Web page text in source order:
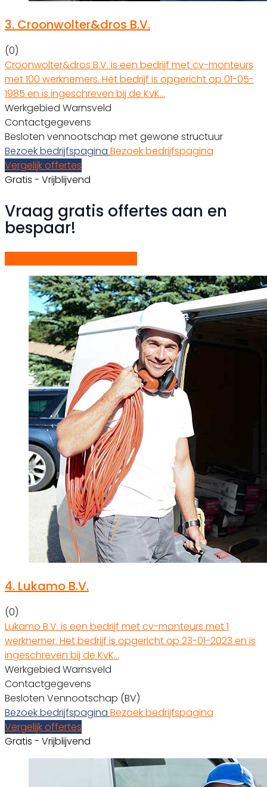
3. Croonwolter&dros B.V.
(0)
Croonwolter&dros B.V. is een bedrijf met cv-monteurs
met 100 werknemers. Het bedrijf is opgericht op 01-05-
1985 en is ingeschreven bij de KvK…
Werkgebied Warnsveld
Contactgegevens
Besloten vennootschap met gewone structuur
Bezoek bedrijfspagina Bezoek bedrijfspagina
Vergelijk offertes
Gratis - Vrijblijvend
Vraag gratis offertes aan en
bespaar!
4. Lukamo B.V.
(0)
Lukamo B.V. is een bedrijf met cv-monteurs met 1
werknemer. Het bedrijf is opgericht op 23-01-2023 en is
ingeschreven bij de KvK…
Werkgebied Warnsveld
Contactgegevens
Besloten Vennootschap (BV)
Bezoek bedrijfspagina Bezoek bedrijfspagina
Vergelijk offertes
Gratis - Vrijblijvend